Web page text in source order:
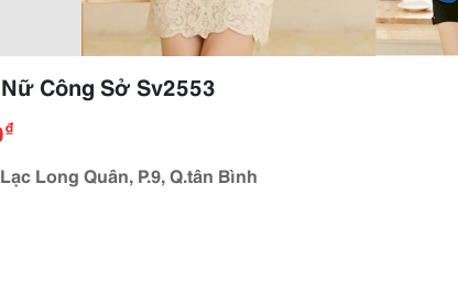
Công Sở Sv2553
₫
Long Quân, P.9, Q.tân Bình